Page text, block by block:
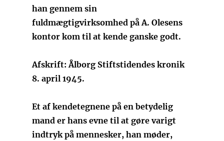
han gennem sin
fuldmægtigvirksomhed på A. Olesens
kontor kom til at kende ganske godt.
Afskrift: Ålborg Stiftstidendes kronik
8. april 1945.
Et af kendetegnene på en betydelig
mand er hans evne til at gøre varigt
indtryk på mennesker, han møder,